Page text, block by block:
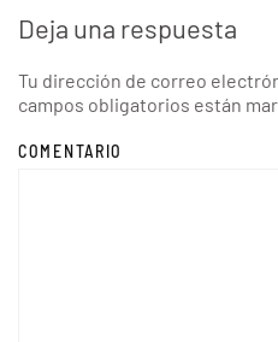
Deja una respuesta
Tu dirección de correo
campos obligatorios están
COMENTARIO